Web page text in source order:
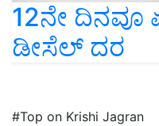
12ನೇ ದಿನವೂ
ಡೀಸೆಲ್‌ ದರ
#Top on Krishi Jagran